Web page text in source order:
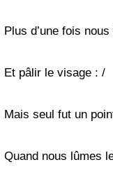
Plus d’une fois
Et pâlir le visage : /
Mais seul fut un
Quand nous lûmes